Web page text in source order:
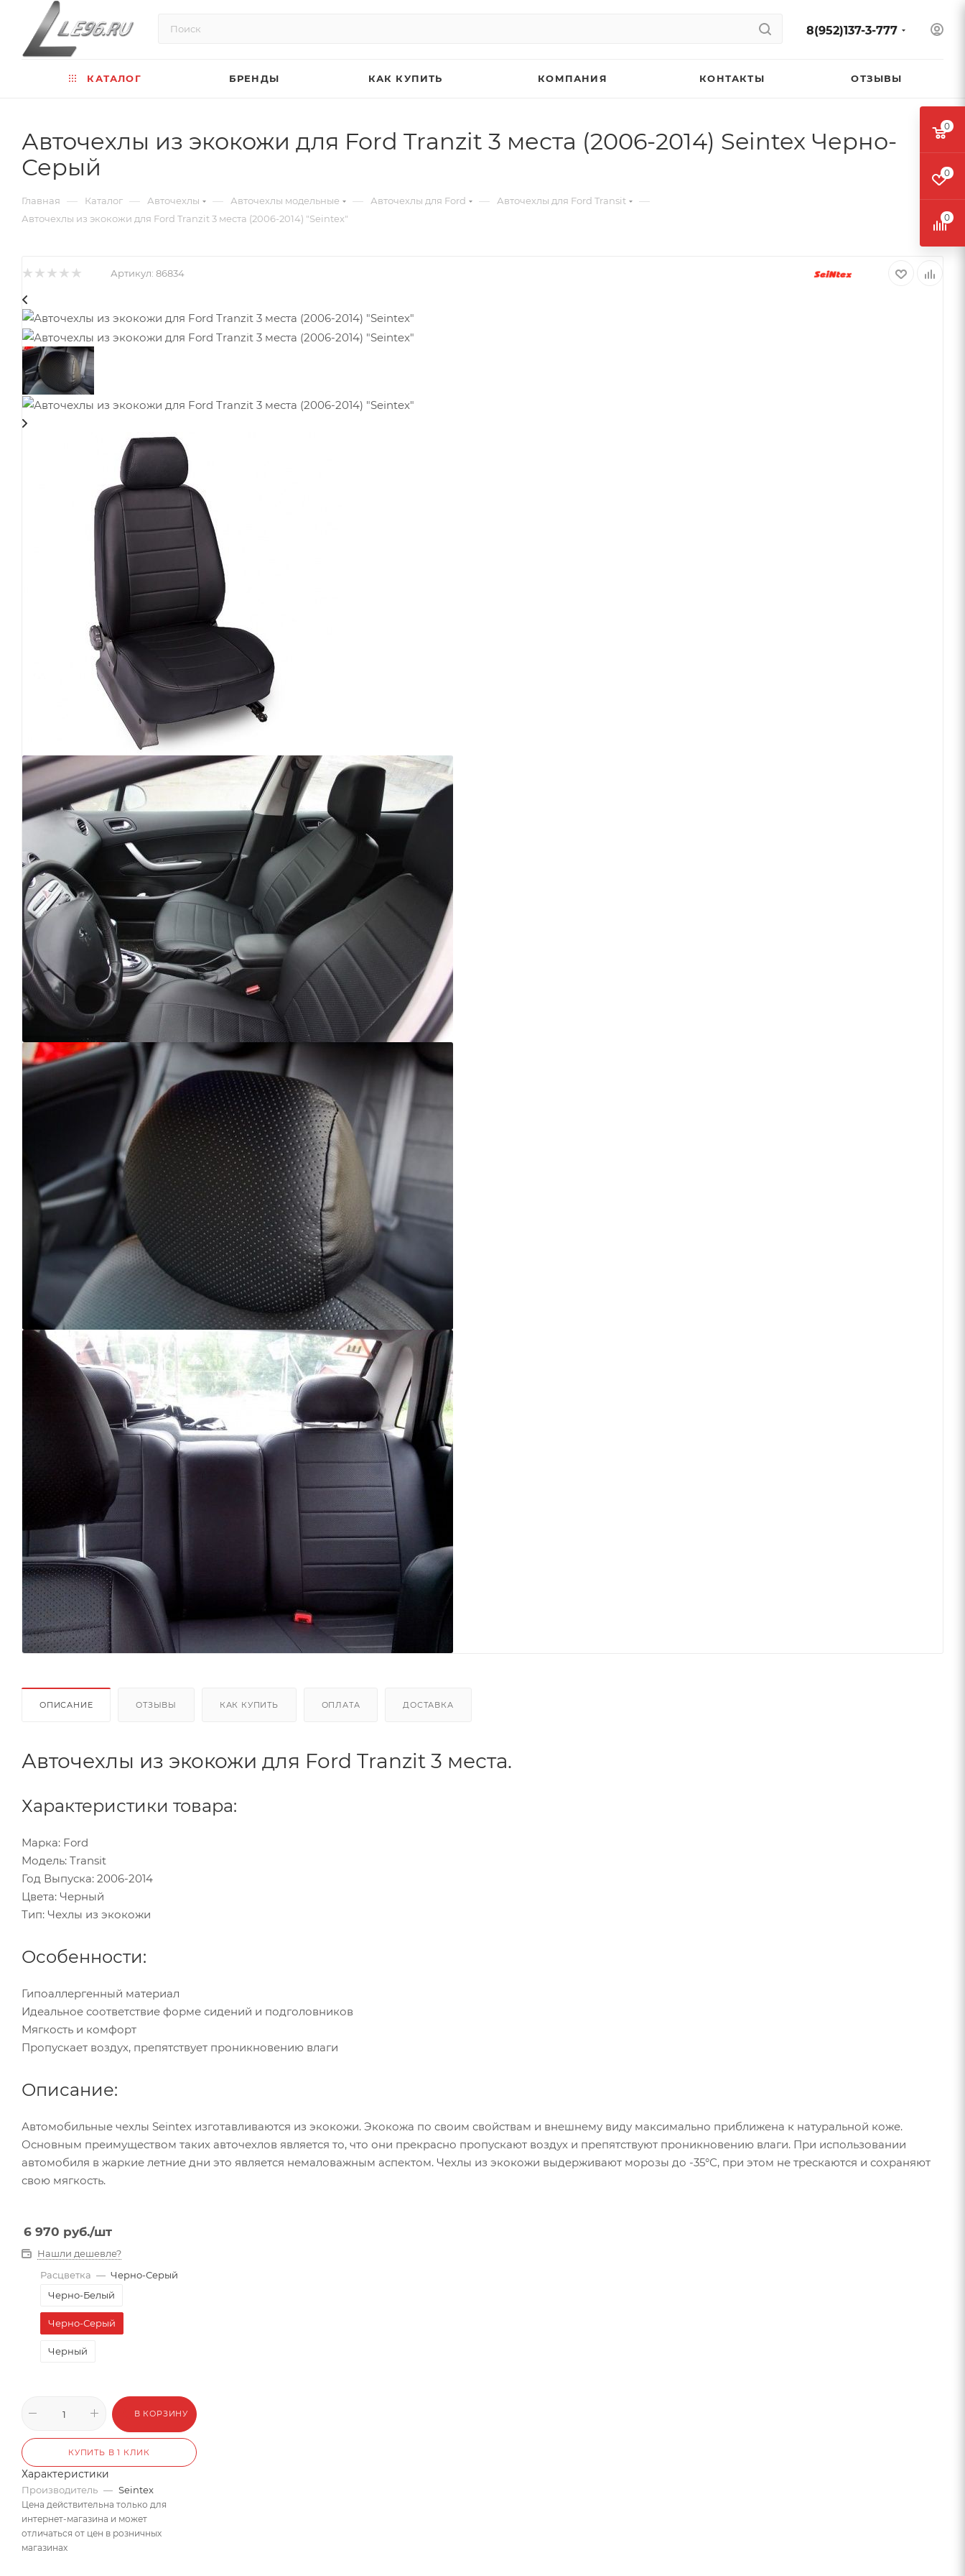
8(952)137-3-777
КАТАЛОГ БРЕНДЫ КАК КУПИТЬ КОМПАНИЯ КОНТАКТЫ ОТЗЫВЫ
Авточехлы из экокожи для Ford Tranzit 3 места (2006-2014) Seintex Черно-
Серый
Главная — Каталог — Авточехлы — Авточехлы модельные — Авточехлы для Ford — Авточехлы для Ford Transit —
Авточехлы из экокожи для Ford Tranzit 3 места (2006-2014) "Seintex"
Артикул: 86834
ОПИСАНИЕ ОТЗЫВЫ КАК КУПИТЬ ОПЛАТА ДОСТАВКА
Авточехлы из экокожи для Ford Tranzit 3 места.
Характеристики товара:
Марка: Ford
Модель: Transit
Год Выпуска: 2006-2014
Цвета: Черный
Тип: Чехлы из экокожи
Особенности:
Гипоаллергенный материал
Идеальное соответствие форме сидений и подголовников
Мягкость и комфорт
Пропускает воздух, препятствует проникновению влаги
Описание:
Автомобильные чехлы Seintex изготавливаются из экокожи. Экокожа по своим свойствам и внешнему виду максимально приближена к натуральной коже.
Основным преимуществом таких авточехлов является то, что они прекрасно пропускают воздух и препятствуют проникновению влаги. При использовании
автомобиля в жаркие летние дни это является немаловажным аспектом. Чехлы из экокожи выдерживают морозы до -35°С, при этом не трескаются и сохраняют
свою мягкость.
6 970 руб./шт
Нашли дешевле?
Расцветка — Черно-Серый
Черно-Белый
Черно-Серый
Черный
В КОРЗИНУ
КУПИТЬ В 1 КЛИК
Характеристики
Производитель — Seintex
Цена действительна только для
интернет-магазина и может
отличаться от цен в розничных
магазинах
0
0
0